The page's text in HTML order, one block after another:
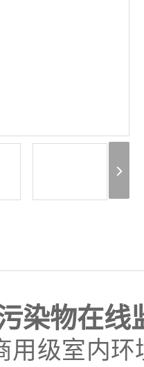
染物在线
用级室内